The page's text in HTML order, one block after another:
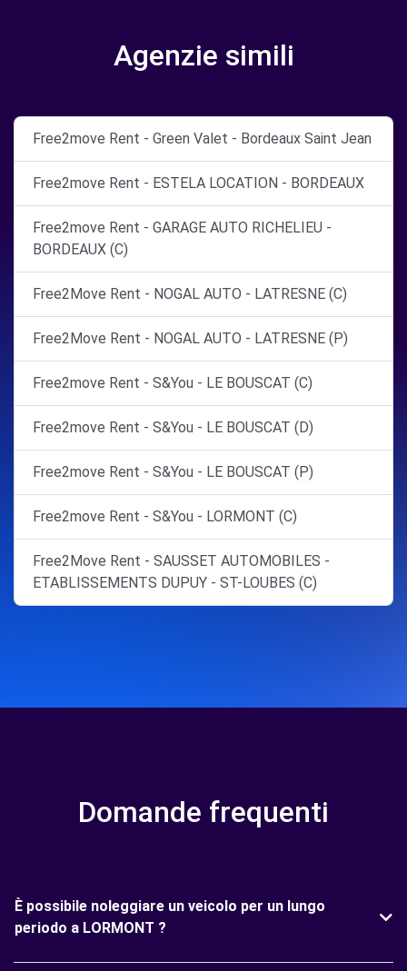
Agenzie simili
Free2move Rent - Green Valet - Bordeaux Saint Jean
Free2move Rent - ESTELA LOCATION - BORDEAUX
Free2move Rent - GARAGE AUTO RICHELIEU -
BORDEAUX (C)
Free2Move Rent - NOGAL AUTO - LATRESNE (C)
Free2Move Rent - NOGAL AUTO - LATRESNE (P)
Free2move Rent - S&You - LE BOUSCAT (C)
Free2move Rent - S&You - LE BOUSCAT (D)
Free2move Rent - S&You - LE BOUSCAT (P)
Free2move Rent - S&You - LORMONT (C)
Free2Move Rent - SAUSSET AUTOMOBILES -
ETABLISSEMENTS DUPUY - ST-LOUBES (C)
Domande frequenti
È possibile noleggiare un veicolo per un lungo
periodo a LORMONT ?